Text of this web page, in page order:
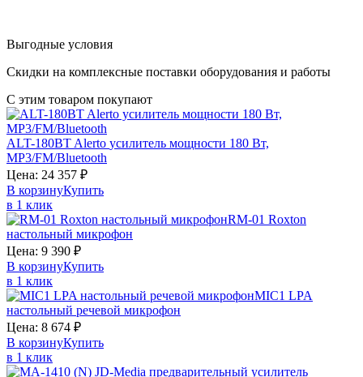
Выгодные условия
Скидки на комплексные поставки оборудования и работы
С этим товаром покупают
ALT-180BTAlerto усилитель мощности 180 Вт,
MP3/FM/Bluetooth
Цена: 24 357 ₽
В корзинуКупить
в 1 клик
RM-01 Roxton
настольный микрофон
Цена: 9 390 ₽
В корзинуКупить
в 1 клик
MIC1 LPA
настольный речевой микрофон
Цена: 8 674 ₽
В корзинуКупить
в 1 клик